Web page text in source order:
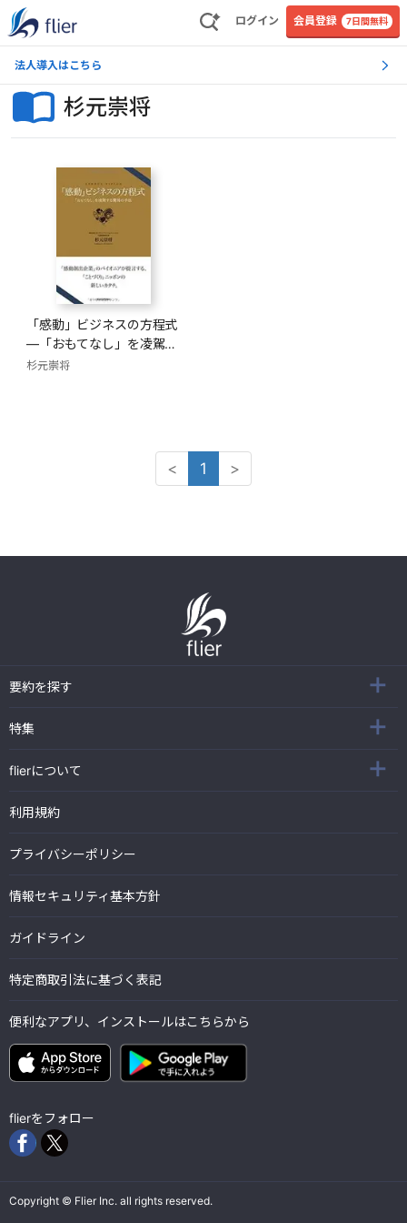
ログイン 会員登録 7日間無料
法人導入はこちら
杉元崇将
「感動」ビジネスの方程式
―「おもてなし」を凌駕す
る驚異の手法
杉元崇将
< 1 >
要約を探す
特集
flierについて
利用規約
プライバシーポリシー
情報セキュリティ基本方針
ガイドライン
特定商取引法に基づく表記
便利なアプリ、インストールはこちらから
flierをフォロー
Copyright © Flier Inc. all rights reserved.